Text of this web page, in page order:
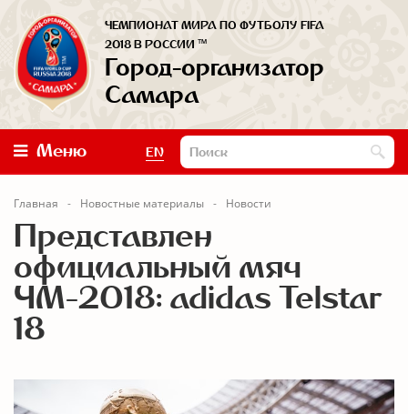
ЧЕМПИОНАТ МИРА ПО ФУТБОЛУ FIFA
2018 В РОССИИ ™
Город-организатор
Самара
Меню EN
Главная Новостные материалы Новости
Представлен
официальный мяч
ЧМ-2018: adidas Telstar
18